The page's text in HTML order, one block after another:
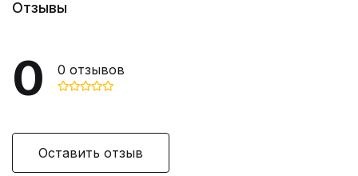
Отзывы
0 0 отзывов
Оставить отзыв